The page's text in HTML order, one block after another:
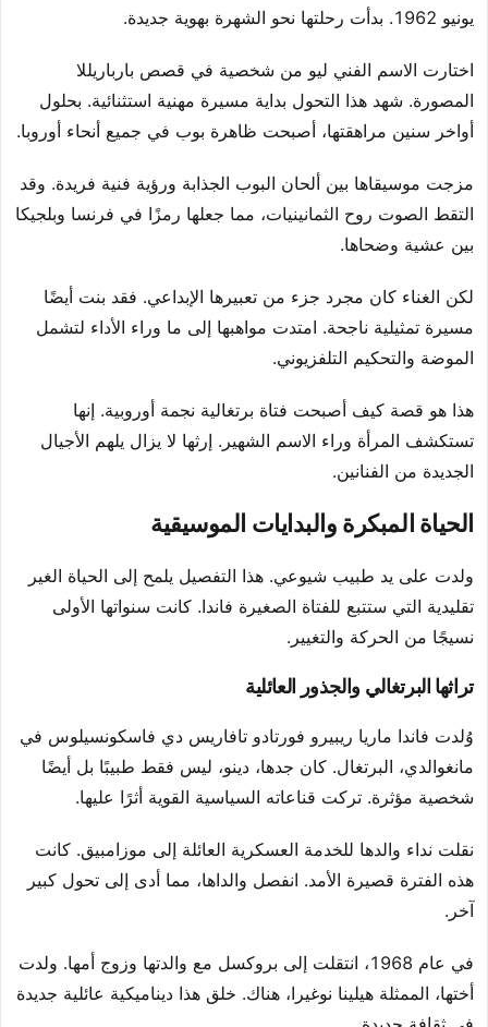
يونيو 1962. بدأت رحلتها نحو الشهرة بهوية جديدة.
اختارت الاسم الفني ليو من شخصية في قصص بارباريللا
المصورة. شهد هذا التحول بداية مسيرة مهنية استثنائية. بحلول
أواخر سنين مراهقتها، أصبحت ظاهرة بوب في جميع أنحاء أوروبا.
مزجت موسيقاها بين ألحان البوب الجذابة ورؤية فنية فريدة. وقد
التقط الصوت روح الثمانينيات، مما جعلها رمزًا في فرنسا وبلجيكا
بين عشية وضحاها.
لكن الغناء كان مجرد جزء من تعبيرها الإبداعي. فقد بنت أيضًا
مسيرة تمثيلية ناجحة. امتدت مواهبها إلى ما وراء الأداء لتشمل
الموضة والتحكيم التلفزيوني.
هذا هو قصة كيف أصبحت فتاة برتغالية نجمة أوروبية. إنها
تستكشف المرأة وراء الاسم الشهير. إرثها لا يزال يلهم الأجيال
الجديدة من الفنانين.
الحياة المبكرة والبدايات الموسيقية
ولدت على يد طبيب شيوعي. هذا التفصيل يلمح إلى الحياة الغير
تقليدية التي ستتبع للفتاة الصغيرة فاندا. كانت سنواتها الأولى
نسيجًا من الحركة والتغيير.
تراثها البرتغالي والجذور العائلية
وُلدت فاندا ماريا ريبيرو فورتادو تافاريس دي فاسكونسيلوس في
مانغوالدي، البرتغال. كان جدها، دينو، ليس فقط طبيبًا بل أيضًا
شخصية مؤثرة. تركت قناعاته السياسية القوية أثرًا عليها.
نقلت نداء والدها للخدمة العسكرية العائلة إلى موزامبيق. كانت
هذه الفترة قصيرة الأمد. انفصل والداها، مما أدى إلى تحول كبير
آخر.
في عام 1968، انتقلت إلى بروكسل مع والدتها وزوج أمها. ولدت
أختها، الممثلة هيلينا نوغيرا، هناك. خلق هذا ديناميكية عائلية جديدة